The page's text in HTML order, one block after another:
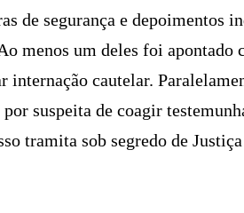
de segurança e depoimentos
menos um deles foi apontado
cautelar.
suspeita de coagir
tramita sob segredo de